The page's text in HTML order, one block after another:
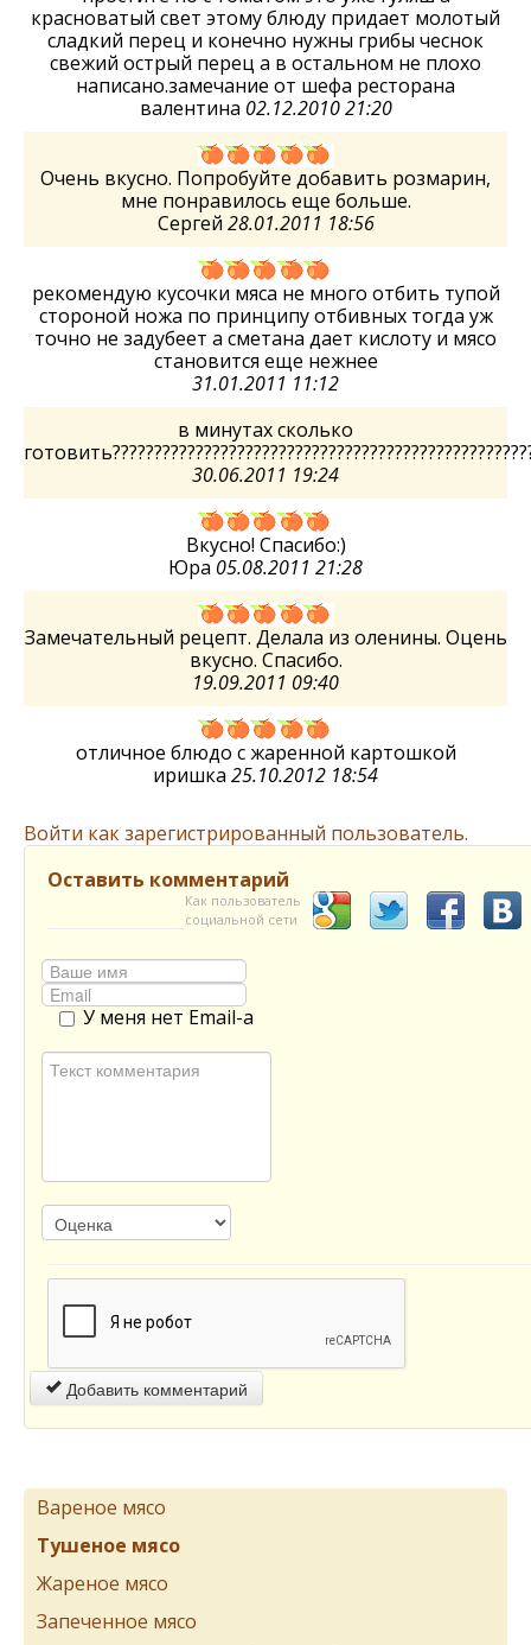
красноватый свет этому блюду придает молотый
сладкий перец и конечно нужны грибы чеснок
свежий острый перец а в остальном не плохо
написано.замечание от шефа ресторана
валентина 02.12.2010 21:20
Очень вкусно. Попробуйте добавить розмарин,
мне понравилось еще больше.
Сергей 28.01.2011 18:56
рекомендую кусочки мяса не много отбить тупой
стороной ножа по принципу отбивных тогда уж
точно не задубеет а сметана дает кислоту и мясо
становится еще нежнее
31.01.2011 11:12
в минутах сколько
30.06.2011 19:24
Вкусно! Спасибо:)
Юра 05.08.2011 21:28
Замечательный рецепт. Делала из оленины. Оцень
вкусно. Спасибо.
19.09.2011 09:40
отличное блюдо с жаренной картошкой
иришка 25.10.2012 18:54
Войти как зарегистрированный пользователь.
Оставить комментарий
Как пользователь
социальной сети
У меня нет Email-а
Добавить комментарий
Вареное мясо
Тушеное мясо
Жареное мясо
Запеченное мясо